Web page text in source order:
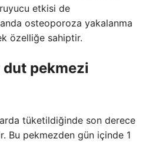
etkisi de
osteoporoza yakalanma
özelliğe sahiptir.
dut pekmezi
tüketildiğinde son derece
Bu pekmezden gün içinde 1